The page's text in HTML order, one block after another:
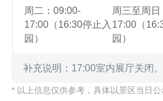
周二：09:00-
17:00（16:30停止入
园）
周三至周
17:00（
园）
补充说明：17:00室内展厅关闭。
* 以上信息仅供参考，具体以景区当日